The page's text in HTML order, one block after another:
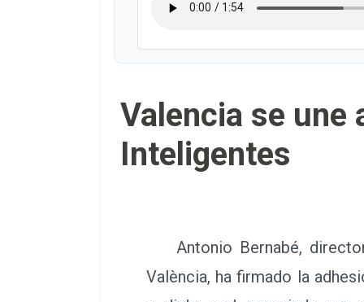
Valencia se une
Inteligentes
Antonio Bernabé,
València, ha firmado la